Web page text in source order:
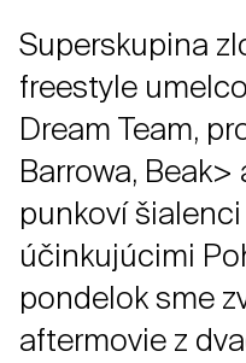
Superskupina
freestyle
Dream Team,
Barrowa,
punkoví
účinkujúcimi
pondelok sme
aftermovie z